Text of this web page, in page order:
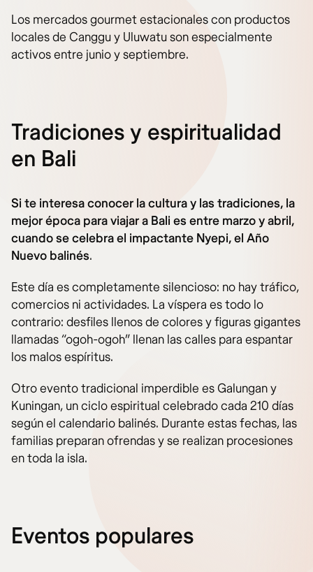
Los mercados gourmet estacionales con productos
locales de Canggu y Uluwatu son especialmente
activos entre junio y septiembre.
Tradiciones y espiritualidad
en Bali
Si te interesa conocer la cultura y las tradiciones, la
mejor época para viajar a Bali es entre marzo y abril,
cuando se celebra el impactante Nyepi, el Año
Nuevo balinés.
Este día es completamente silencioso: no hay tráfico,
comercios ni actividades. La víspera es todo lo
contrario: desfiles llenos de colores y figuras gigantes
llamadas “ogoh-ogoh” llenan las calles para espantar
los malos espíritus.
Otro evento tradicional imperdible es Galungan y
Kuningan, un ciclo espiritual celebrado cada 210 días
según el calendario balinés. Durante estas fechas, las
familias preparan ofrendas y se realizan procesiones
en toda la isla.
Eventos populares